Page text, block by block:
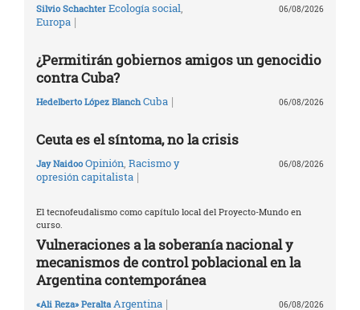
Silvio Schachter Ecología social
Europa |
06/08/2026
¿Permitirán gobiernos amigos un genocidio
contra Cuba?
Hedelberto López Blanch Cuba | 06/08/2026
Ceuta es el síntoma, no la crisis
Jay Naidoo Opinión Racismo y
opresión capitalista |
06/08/2026
El tecnofeudalismo como capítulo local del Proyecto-Mundo en
curso.
Vulneraciones a la soberanía nacional y
mecanismos de control poblacional en la
Argentina contemporánea
«Ali Reza» Peralta Argentina | 06/08/2026